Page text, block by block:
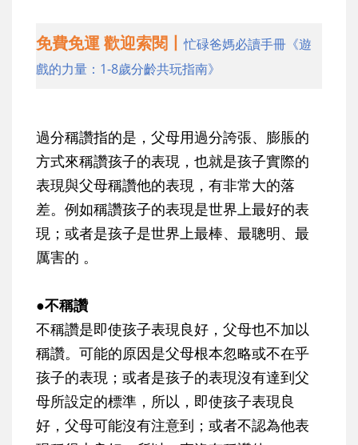
免費免運 歡迎索閱丨忙碌爸媽必讀手冊《遊
戲的力量：1-8歲分齡共玩指南》
過分稱讚指的是，父母用過分誇張、膨脹的
方式來稱讚孩子的表現，也就是孩子實際的
表現與父母稱讚他的表現，有非常大的落
差。例如稱讚孩子的表現是世界上最好的表
現；或者是孩子是世界上最棒、最聰明、最
厲害的 。
●不稱讚
不稱讚是即使孩子表現良好，父母也不加以
稱讚。可能的原因是父母根本忽略或不在乎
孩子的表現；或者是孩子的表現沒有達到父
母所設定的標準，所以，即使孩子表現良
好，父母可能沒有注意到；或者不認為他表